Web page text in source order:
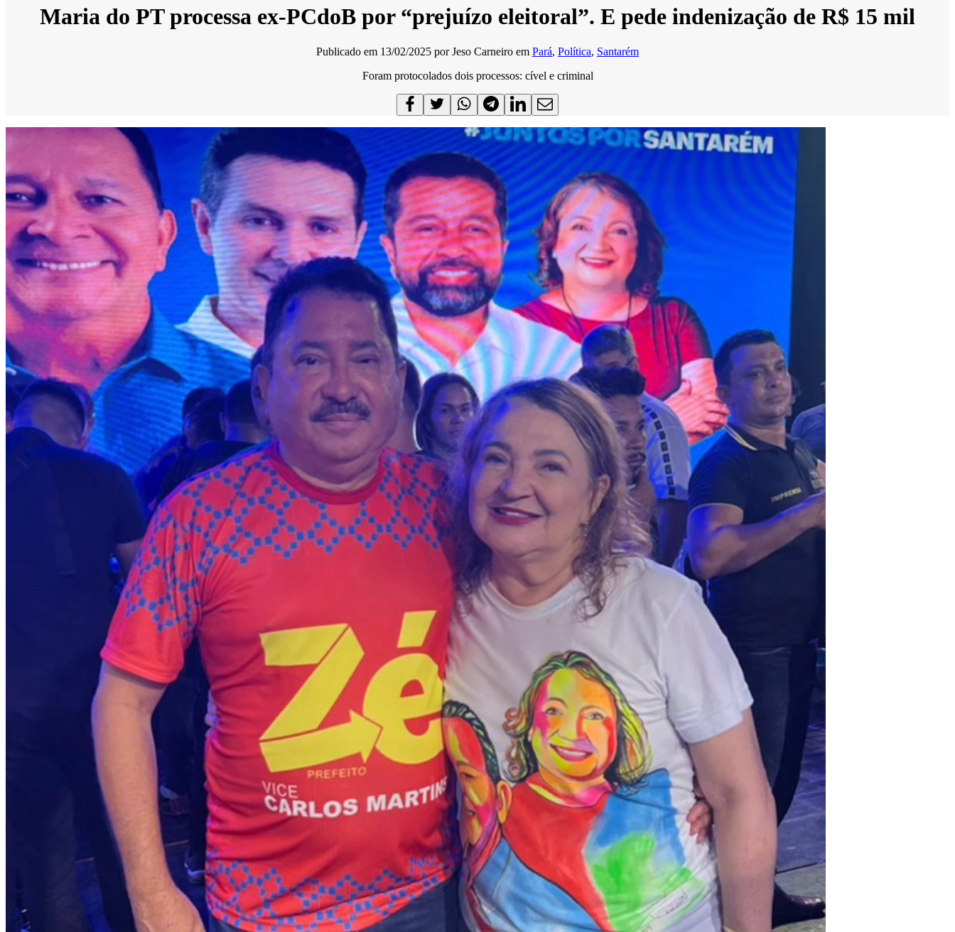
Maria do PT processa ex-PCdoB por “prejuízo eleitoral”. E pede indenização de R$ 15 mil
Publicado em 13/02/2025 porJeso Carneiro em Pará, Política, Santarém
Foram protocolados dois processos: cível e criminal